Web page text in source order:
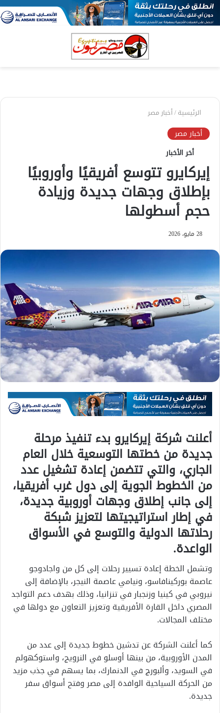
الرئيسية/أخبار مصر
أخبار مصر
أخر الأخبار
إيركايرو تتوسع أفريقيًا وأوروبيًا
بإطلاق وجهات جديدة وزيادة
حجم أسطولها
28 مايو، 2026
أعلنت شركة إيركايرو بدء تنفيذ مرحلة
جديدة من خطتها التوسعية خلال العام
الجاري، والتي تتضمن إعادة تشغيل عدد
من الخطوط الجوية إلى دول غرب أفريقيا،
إلى جانب إطلاق وجهات أوروبية جديدة،
في إطار استراتيجيتها لتعزيز شبكة
رحلاتها الدولية والتوسع في الأسواق
الواعدة.
وتشمل الخطة إعادة تسيير رحلات إلى كل من واجادوجو
عاصمة بوركينافاسو، ونيامي عاصمة النيجر، بالإضافة إلى
نيروبي في كينيا وزنجبار في تنزانيا، وذلك بهدف دعم التواجد
المصري داخل القارة الأفريقية وتعزيز التعاون مع دولها في
مختلف المجالات.
كما أعلنت الشركة عن تدشين خطوط جديدة إلى عدد من
المدن الأوروبية، من بينها أوسلو في النرويج، واستوكهولم
في السويد، وألبورج في الدنمارك، بما يسهم في جذب مزيد
من الحركة السياحية الوافدة إلى مصر وفتح أسواق سفر
جديدة.